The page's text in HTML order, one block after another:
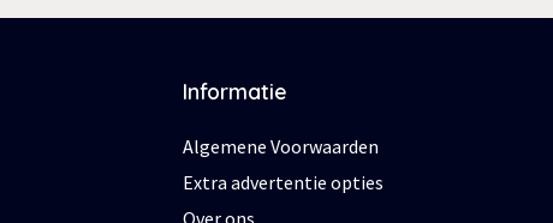
Informatie
Algemene Voorwaarden
Extra advertentie opties
Over ons